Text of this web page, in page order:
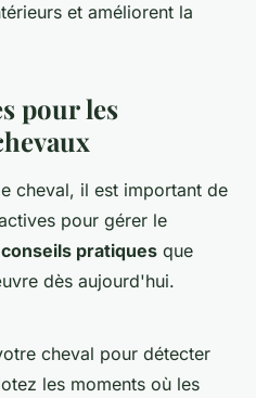
et améliorent la
pour les
cheval, il est important de
pour gérer le
conseils pratiques que
dès aujourd'hui.
cheval pour détecter
les moments où les